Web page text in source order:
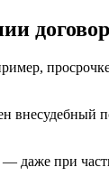
внесудебный
— даже при